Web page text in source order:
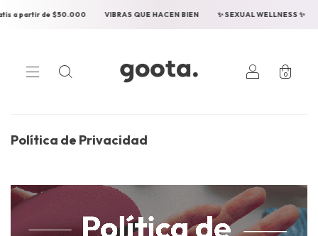
VIBRAS QUE HACEN BIEN ✨ SEXUAL WELLNESS ✨ Envios gratis
0
Política de Privacidad